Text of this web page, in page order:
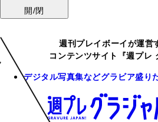
開/閉
週刊プレイボーイが運営
コンテンツサイト『週プレ
デジタル写真集などグラビア盛り